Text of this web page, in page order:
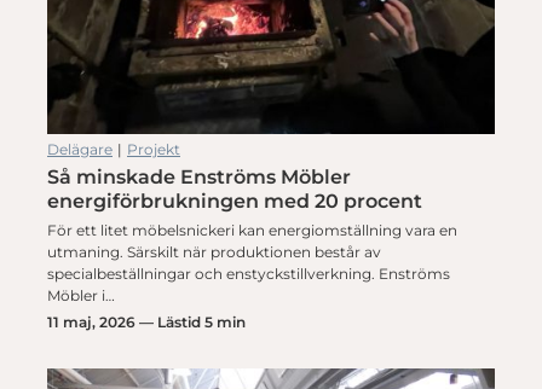
Delägare | Projekt
Så minskade Enströms Möbler
energiförbrukningen med 20 procent
För ett litet möbelsnickeri kan energiomställning vara en
utmaning. Särskilt när produktionen består av
specialbeställningar och enstyckstillverkning. Enströms
Möbler i…
11 maj, 2026 — Lästid 5 min